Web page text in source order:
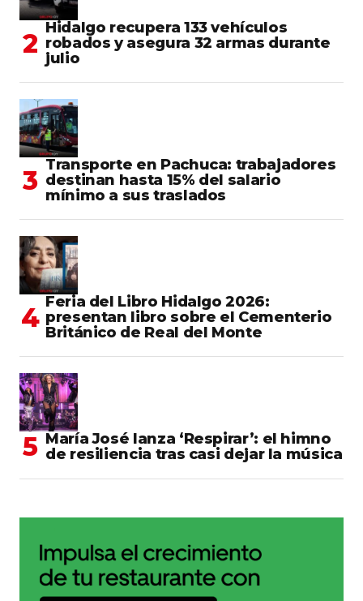
Hidalgo recupera 133 vehículos
robados y asegura 32 armas durante
julio
Transporte en Pachuca: trabajadores
destinan hasta 15% del salario
mínimo a sus traslados
Feria del Libro Hidalgo 2026:
presentan libro sobre el Cementerio
Británico de Real del Monte
María José lanza ‘Respirar’: el himno
de resiliencia tras casi dejar la música